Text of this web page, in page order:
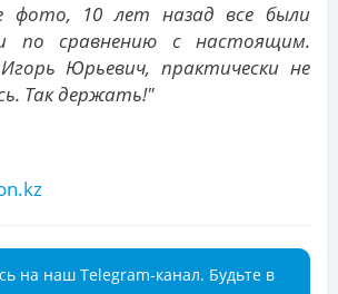
фото, 10 лет назад все были
по сравнению с настоящим.
Юрьевич, практически не
Так держать!"
на наш Telegram-канал. Будьте в